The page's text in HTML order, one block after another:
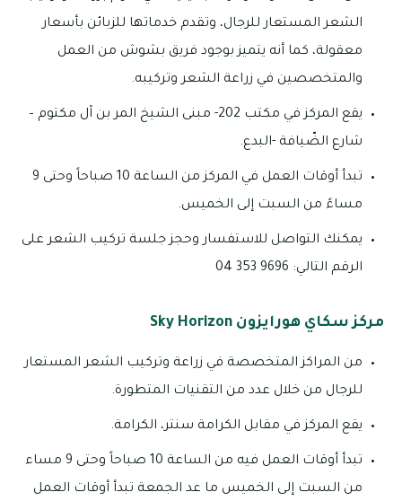
الشعر المستعار للرجال، وتقدم خدماتها للزبائن بأسعار
معقولة، كما أنه يتميز بوجود فريق بشوش من العمل
والمتخصصين في زراعة الشعر وتركيبه.
يقع المركز في مكتب 202- مبنى الشيخ المر بن آل مكتوم –
شارع الضّيافة -البدع.
تبدأ أوقات العمل في المركز من الساعة 10 صباحاً وحتى 9
مساءً من السبت إلى الخميس.
يمكنك التواصل للاستفسار وحجز جلسة تركيب الشعر على
الرقم التالي: 9696 353 04
مركز سكاي هورايزون Sky Horizon
من المراكز المتخصصة في زراعة وتركيب الشعر المستعار
للرجال من خلال عدد من التقنيات المتطورة.
يقع المركز في مقابل الكرامة سنتر، الكرامة.
تبدأ أوقات العمل فيه من الساعة 10 صباحاً وحتى 9 مساء
من السبت إلى الخميس ما عد الجمعة تبدأ أوقات العمل